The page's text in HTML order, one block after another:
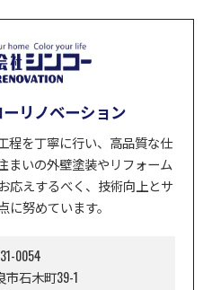
リノベーション
程を丁寧に行い、高品質な仕
まいの外壁塗装やリフォーム
応えするべく、技術向上とサ
努めています。
0054
石木町39-1